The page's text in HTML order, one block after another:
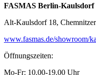
FASMAS Berlin-Kaulsdorf
Alt-Kaulsdorf 18,
www.fasmas.de/showroom/
Öffnungszeiten:
Mo-Fr: 10.00-19.00 Uhr